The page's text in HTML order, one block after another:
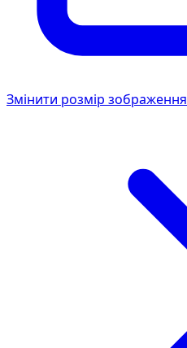
Змінити розмір зображення